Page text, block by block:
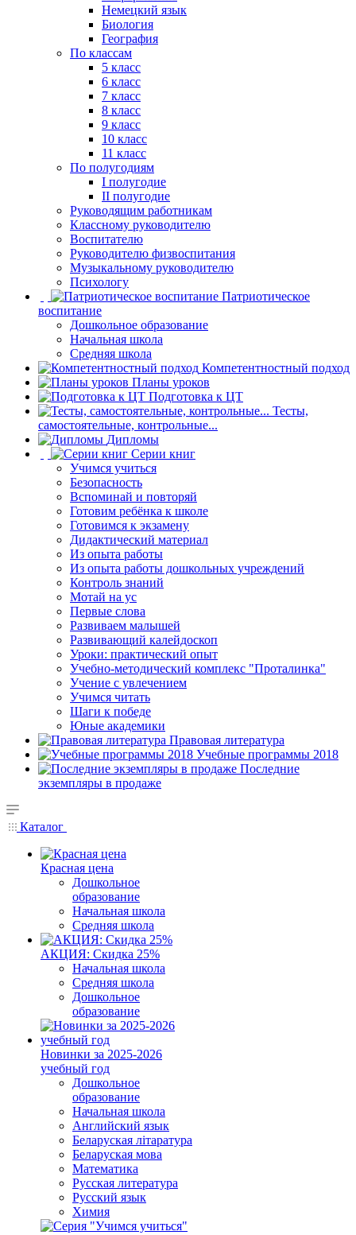
Немецкий язык
Биология
География
По классам
5 класс
6 класс
7 класс
8 класс
9 класс
10 класс
11 класс
По полугодиям
I полугодие
II полугодие
Руководящим работникам
Классному руководителю
Воспитателю
Руководителю физвоспитания
Музыкальному руководителю
Психологу
Патриотическое
воспитание
Дошкольное образование
Начальная школа
Средняя школа
Компетентностный подход
Планы уроков
Подготовка к ЦТ
Тесты,
самостоятельные, контрольные...
Дипломы
Серии книг
Учимся учиться
Безопасность
Вспоминай и повторяй
Готовим ребёнка к школе
Готовимся к экзамену
Дидактический материал
Из опыта работы
Из опыта работы дошкольных учреждений
Контроль знаний
Мотай на ус
Первые слова
Развиваем малышей
Развивающий калейдоскоп
Уроки: практический опыт
Учебно-методический комплекс "Проталинка"
Учение с увлечением
Учимся читать
Шаги к победе
Юные академики
Правовая литература
Учебные программы 2018
Последние
экземпляры в продаже
Каталог
Красная цена
Дошкольное
образование
Начальная школа
Средняя школа
АКЦИЯ: Скидка 25%
Начальная школа
Средняя школа
Дошкольное
образование
Новинки за 2025-2026
учебный год
Дошкольное
образование
Начальная школа
Английский язык
Беларуская літаратура
Беларуская мова
Математика
Русская литература
Русский язык
Химия